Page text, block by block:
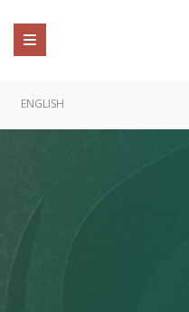
ENGLISH